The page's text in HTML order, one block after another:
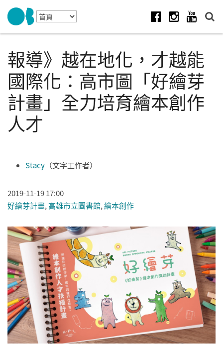
Skip to navigation
移至主內容
報導》越在地化，才越能
國際化：高市圖「好繪芽
計畫」全力培育繪本創作
人才
Stacy （文字工作者）
2019-11-19 17:00
好繪芽計畫,高雄市立圖書館,繪本創作